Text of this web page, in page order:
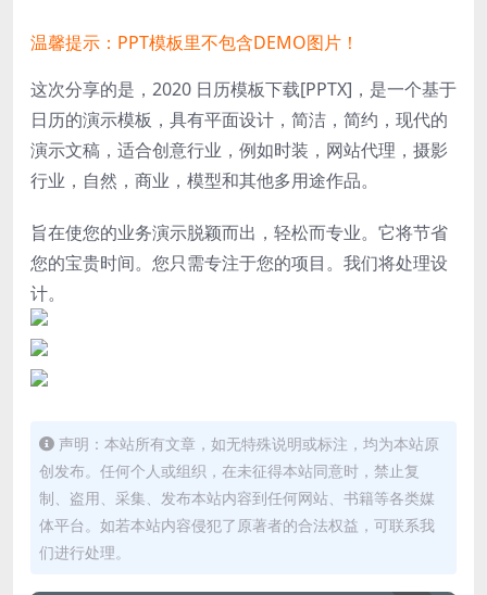
温馨提示：PPT模板里不包含DEMO图片！
这次分享的是，2020 日历模板下载[PPTX]，是一个基于
日历的演示模板，具有平面设计，简洁，简约，现代的
演示文稿，适合创意行业，例如时装，网站代理，摄影
行业，自然，商业，模型和其他多用途作品。
旨在使您的业务演示脱颖而出，轻松而专业。它将节省
您的宝贵时间。您只需专注于您的项目。我们将处理设
计。
声明：本站所有文章，如无特殊说明或标注，均为本站原
创发布。任何个人或组织，在未征得本站同意时，禁止复
制、盗用、采集、发布本站内容到任何网站、书籍等各类媒
体平台。如若本站内容侵犯了原著者的合法权益，可联系我
们进行处理。